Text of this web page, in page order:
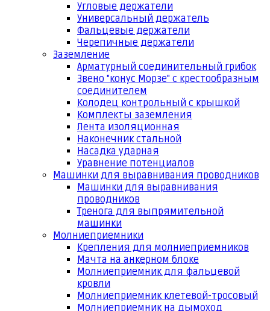
Угловые держатели
Универсальный держатель
Фальцевые держатели
Черепичные держатели
Заземление
Арматурный соединительный грибок
Звено "конус Морзе" с крестообразным
соединителем
Колодец контрольный с крышкой
Комплекты заземления
Лента изоляционная
Наконечник стальной
Насадка ударная
Уравнение потенциалов
Машинки для выравнивания проводников
Машинки для выравнивания
проводников
Тренога для выпрямительной
машинки
Молниеприемники
Крепления для молниеприемников
Мачта на анкерном блоке
Молниеприемник для фальцевой
кровли
Молниеприемник клетевой-тросовый
Молниеприемник на дымоход